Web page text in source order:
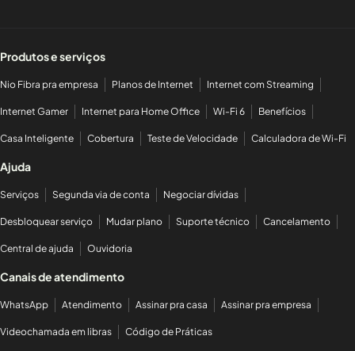
Produtos e serviços
Nio Fibra pra empresa Planos de Internet Internet com Streaming
Internet Gamer Internet para Home Office Wi-Fi 6 Benefícios
Casa Inteligente Cobertura Teste de Velocidade Calculadora de Wi-Fi
Ajuda
Serviços Segunda via de conta Negociar dívidas
Desbloquear serviço Mudar plano Suporte técnico Cancelamento
Central de ajuda Ouvidoria
Canais de atendimento
WhatsApp Atendimento Assinar pra casa Assinar pra empresa
Videochamada em libras Código de Práticas